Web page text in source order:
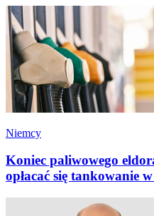
Niemcy
Koniec paliwowego
opłacać się tankowanie